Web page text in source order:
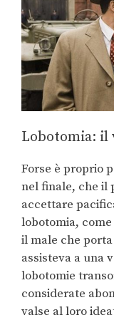
Lobotomia: il
Forse è proprio
nel finale, che il
accettare
lobotomia,
il male che
assisteva a una
lobotomie
considerate
valse al loro